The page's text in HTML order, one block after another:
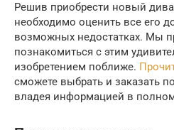
Решив приобрести новый
необходимо оценить все его
возможных недостатках. Мы
познакомиться с этим
изобретением поближе.
сможете выбрать и заказать
владея информацией в